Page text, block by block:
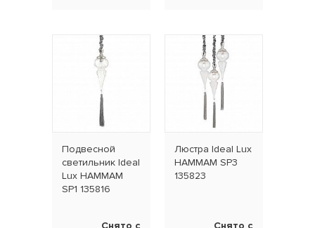
Подвесной
светильник Ideal
Lux HAMMAM
SP1 135816
Снято с
Люстра Ideal Lux
HAMMAM SP3
135823
Снято с